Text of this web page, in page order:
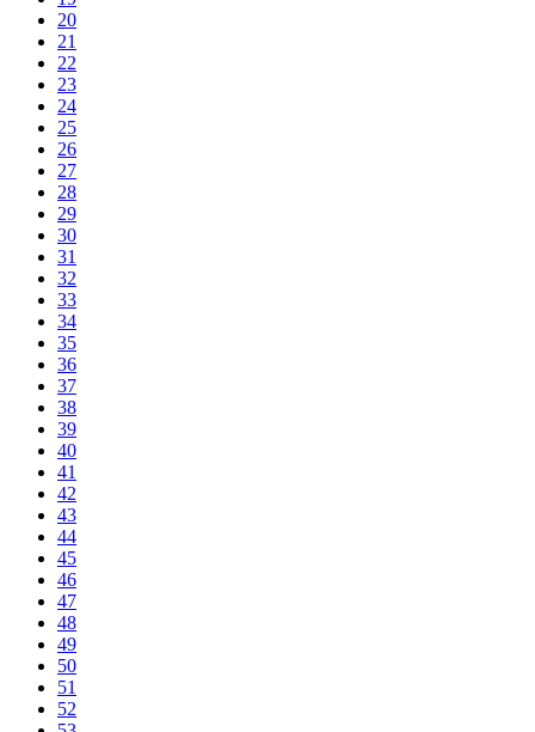
20
21
22
23
24
25
26
27
28
29
30
31
32
33
34
35
36
37
38
39
40
41
42
43
44
45
46
47
48
49
50
51
52